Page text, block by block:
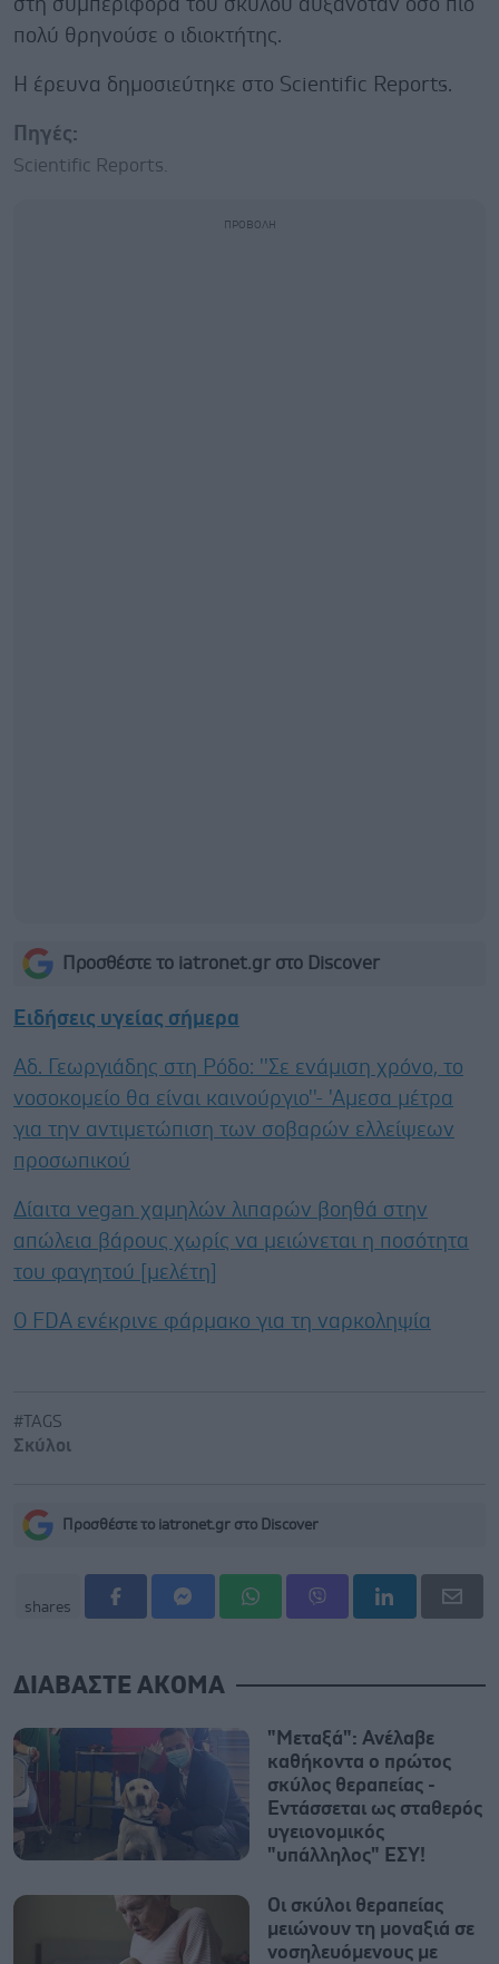
στη συμπεριφορά του σκύλου αυξανόταν όσο πιο
πολύ θρηνούσε ο ιδιοκτήτης.
H έρευνα δημοσιεύτηκε στο Scientific Reports.
Πηγές:
Scientific Reports.
Προσθέστε το iatronet.gr στο Discover
Ειδήσεις υγείας σήμερα
Αδ. Γεωργιάδης στη Ρόδο: ''Σε ενάμιση χρόνο, το
νοσοκομείο θα είναι καινούργιο''- 'Αμεσα μέτρα
για την αντιμετώπιση των σοβαρών ελλείψεων
προσωπικού
Δίαιτα vegan χαμηλών λιπαρών βοηθά στην
απώλεια βάρους χωρίς να μειώνεται η ποσότητα
του φαγητού [μελέτη]
Ο FDA ενέκρινε φάρμακο για τη ναρκοληψία
#TAGS
Σκύλοι
Προσθέστε το iatronet.gr στο Discover
shares
ΔΙΑΒΑΣΤΕ ΑΚΟΜΑ
"Μεταξά": Ανέλαβε
καθήκοντα ο πρώτος
σκύλος θεραπείας -
Εντάσσεται ως σταθερός
υγειονομικός
"υπάλληλος" ΕΣΥ!
Οι σκύλοι θεραπείας
μειώνουν τη μοναξιά σε
νοσηλευόμενους με